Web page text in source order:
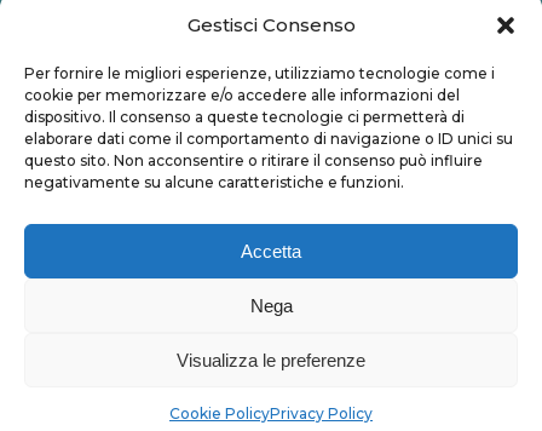
Gestisci Consenso
Per fornire le migliori esperienze, utilizziamo tecnologie come i
cookie per memorizzare e/o accedere alle informazioni del
dispositivo. Il consenso a queste tecnologie ci permetterà di
elaborare dati come il comportamento di navigazione o ID unici su
questo sito. Non acconsentire o ritirare il consenso può influire
negativamente su alcune caratteristiche e funzioni.
Accetta
Nega
Visualizza le preferenze
Cookie PolicyPrivacy Policy
Account
Login
User page
Copyright 2018 - Tutti i diritti sono riservati